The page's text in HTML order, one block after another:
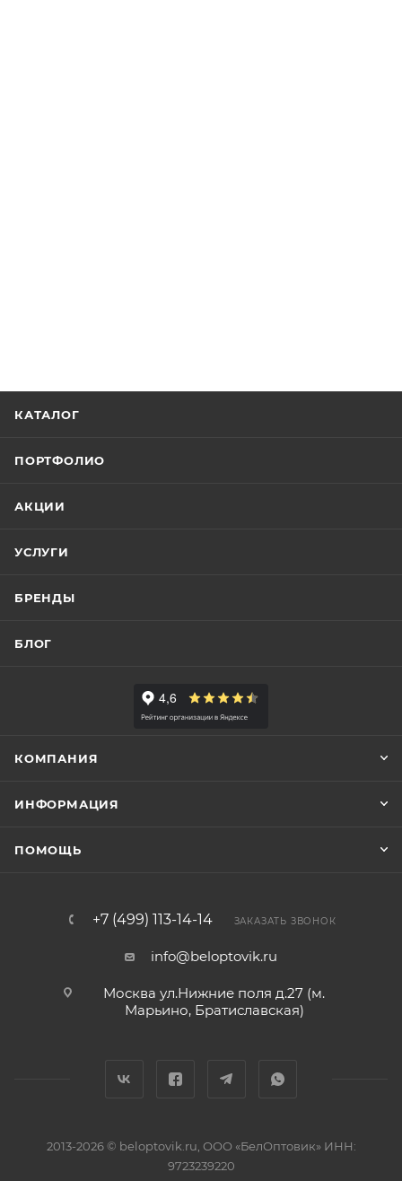
КАТАЛОГ
ПОРТФОЛИО
АКЦИИ
УСЛУГИ
БРЕНДЫ
БЛОГ
КОМПАНИЯ
ИНФОРМАЦИЯ
ПОМОЩЬ
+7 (499) 113-14-14 ЗАКАЗАТЬ ЗВОНОК
info@beloptovik.ru
Москва ул.Нижние поля д.27 (м.
Марьино, Братиславская)
2013-2026 © beloptovik.ru, ООО «БелОптовик» ИНН:
9723239220